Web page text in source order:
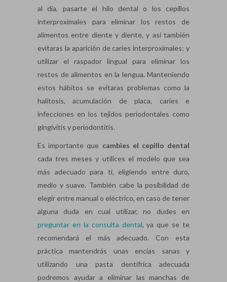
al día, pasarte el hilo dental o los cepillos
interproximales para eliminar los restos de
alimentos entre diente y diente, y así también
evitaras la aparición de caries interproximales; y
utilizar el raspador lingual para eliminar los
restos de alimentos en la lengua. Manteniendo
estos hábitos se evitaras problemas como la
halitosis, acumulación de placa, caries e
infecciones en los tejidos periodontales como
gingivitis y periodontitis.
Es importante que cambies el cepillo dental
cada tres meses y utilices el modelo que sea
más adecuado para ti, eligiendo entre duro,
medio y suave. También cabe la posibilidad de
elegir entre manual o eléctrico, en caso de tener
alguna duda en cual utilizar, no dudes en
preguntar en la consulta dental, ya que se te
recomendará el más adecuado. Con esta
práctica mantendrás unas encías sanas y
utilizando una pasta dentífrica adecuada
podremos ayudar a eliminar las manchas de